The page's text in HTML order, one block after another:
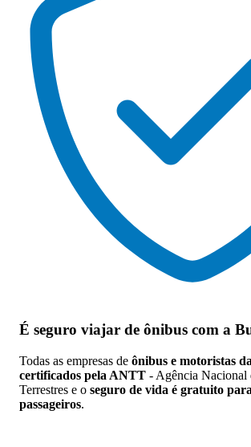
É seguro viajar de ônibus com a
Todas as empresas de ônibus e motoristas
certificados pela ANTT - Agência Nacional
Terrestres e o seguro de vida é gratuito
passageiros.